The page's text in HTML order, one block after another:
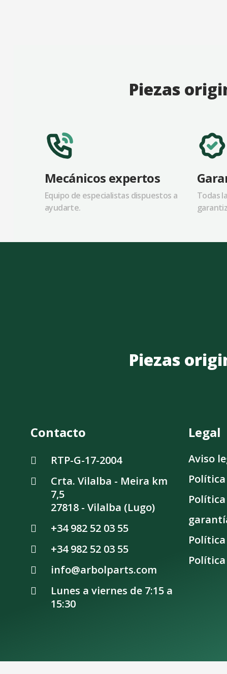
Piezas
Mecánicos expertos
Equipo de especialistas dispuestos a
ayudarte.
Todas
Piezas
Contacto
RTP-G-17-2004
Crta. Vilalba - Meira km
7,5
27818 - Vilalba (Lugo)
+34 982 52 03 55
+34 982 52 03 55
info@arbolparts.com
Lunes a viernes de 7:15 a
15:30
Legal
Aviso